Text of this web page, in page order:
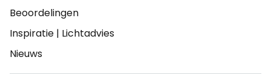
Beoordelingen
Inspiratie | Lichtadvies
Nieuws